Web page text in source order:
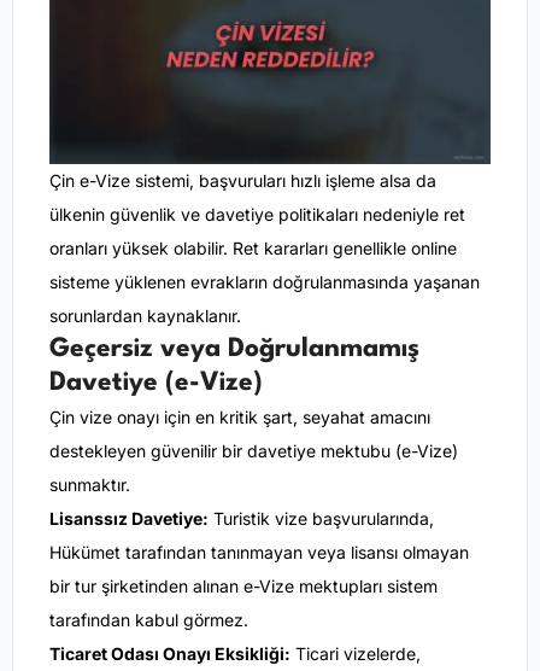
Çin e-Vize sistemi, başvuruları hızlı işleme alsa da
ülkenin güvenlik ve davetiye politikaları nedeniyle ret
oranları yüksek olabilir. Ret kararları genellikle online
sisteme yüklenen evrakların doğrulanmasında yaşanan
sorunlardan kaynaklanır.
Geçersiz veya Doğrulanmamış
Davetiye (e-Vize)
Çin vize onayı için en kritik şart, seyahat amacını
destekleyen güvenilir bir davetiye mektubu (e-Vize)
sunmaktır.
Lisanssız Davetiye: Turistik vize başvurularında,
Hükümet tarafından tanınmayan veya lisansı olmayan
bir tur şirketinden alınan e-Vize mektupları sistem
tarafından kabul görmez.
Ticaret Odası Onayı Eksikliği: Ticari vizelerde,